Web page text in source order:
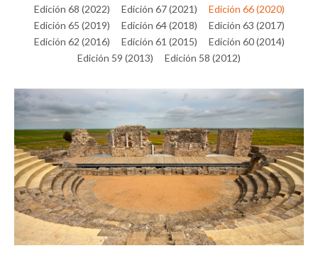
Edición 68 (2022)
Edición 67 (2021)
Edición 66 (2020)
Edición 65 (2019)
Edición 64 (2018)
Edición 63 (2017)
Edición 62 (2016)
Edición 61 (2015)
Edición 60 (2014)
Edición 59 (2013)
Edición 58 (2012)